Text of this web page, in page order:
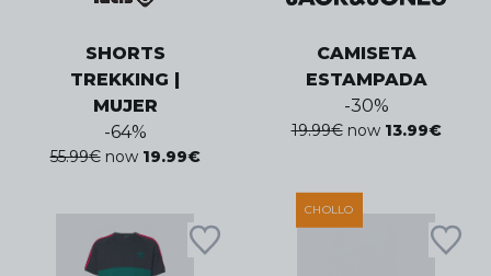
SHORTS
TREKKING |
MUJER
-64%
55.99€ now 19.99€
CAMISETA
ESTAMPADA
-30%
19.99€ now 13.99€
CHOLLO